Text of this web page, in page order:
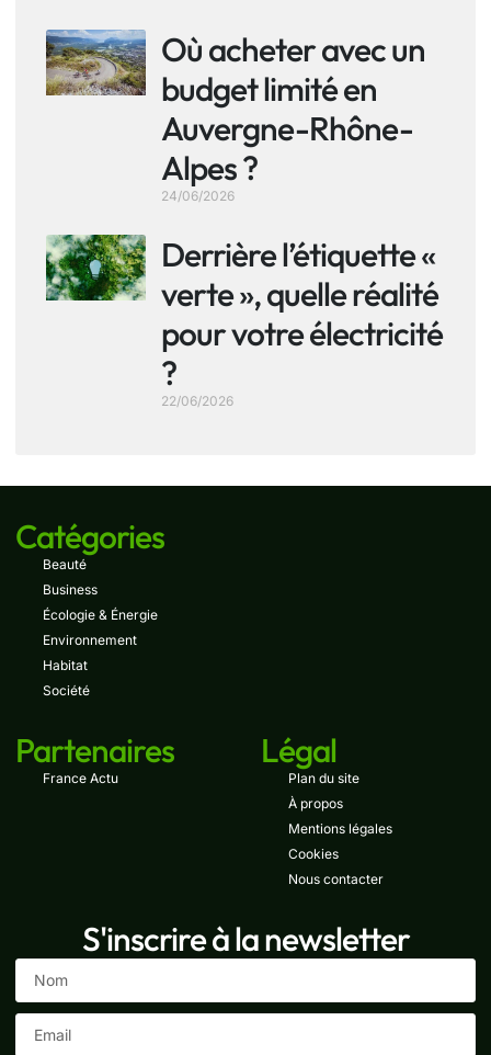
Où acheter avec un
budget limité en
Auvergne-Rhône-
Alpes ?
24/06/2026
Derrière l’étiquette «
verte », quelle réalité
pour votre électricité
?
22/06/2026
Catégories
Beauté
Business
Écologie & Énergie
Environnement
Habitat
Société
Partenaires
France Actu
Légal
Plan du site
À propos
Mentions légales
Cookies
Nous contacter
S'inscrire à la newsletter